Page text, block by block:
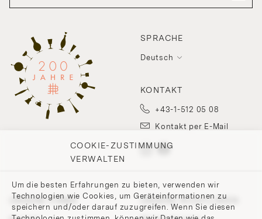
COOKIE-ZUSTIMMUNG
VERWALTEN
Um die besten Erfahrungen zu bieten, verwenden wir
Technologien wie Cookies, um Geräteinformationen zu
speichern und/oder darauf zuzugreifen. Wenn Sie diesen
SPRACHE
Deutsch
KONTAKT
+43-1-512 05 08
Kontakt per E-Mail
UNSERE FIRMA UNSERE RICHTLINIEN